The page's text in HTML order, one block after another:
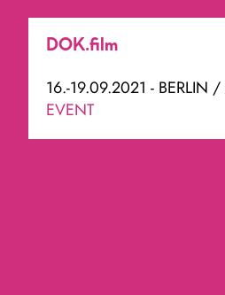
DOK.film
16.-19.09.2021 - BERLIN
EVENT